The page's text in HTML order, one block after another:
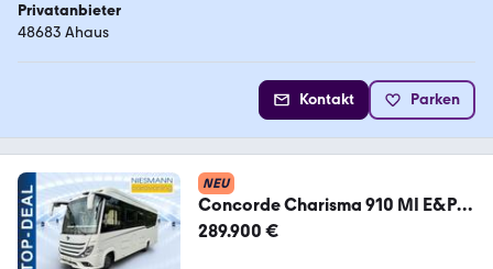
Privatanbieter
48683 Ahaus
Kontakt Parken
NEU
Concorde Charisma 910 MI E&P
Stützen*1100Ah Lithium*AHK
289.900 €